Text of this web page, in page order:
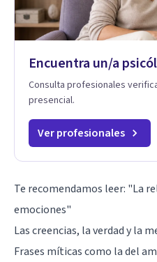
Encuentra un/a
Consulta profesionales
presencial.
Ver profesionales
Te recomendamos leer: "La
emociones"
Las creencias, la verdad y la
Frases míticas como la del